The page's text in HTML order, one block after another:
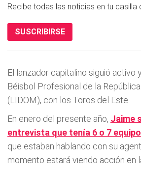
Recibe todas las noticias en tu casilla
SUSCRIBIRSE
El lanzador capitalino siguió activo
Béisbol Profesional de la
(LIDOM), con los Toros del Este.
En enero del presente año, Jaime
entrevista que tenía 6 o 7
que estaban hablando con su
momento estará viendo acción en